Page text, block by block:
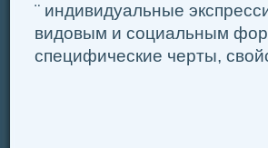
¨ индивидуальные
видовым и социальным
специфические черты,